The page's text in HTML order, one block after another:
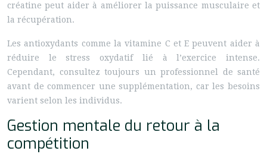
créatine peut aider à améliorer la puissance musculaire et
la récupération.
Les antioxydants comme la vitamine C et E peuvent aider à
réduire le stress oxydatif lié à l’exercice intense.
Cependant, consultez toujours un professionnel de santé
avant de commencer une supplémentation, car les besoins
varient selon les individus.
Gestion mentale du retour à la
compétition